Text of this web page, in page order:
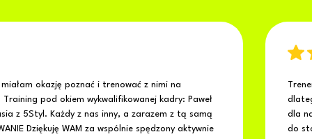
okazję poznać i trenować z nimi na
pod okiem wykwalifikowanej kadry: Paweł
z 5Styl. Każdy z nas inny, a zarazem z tą samą
Dziękuję WAM za wspólnie spędzony aktywnie
dla
do